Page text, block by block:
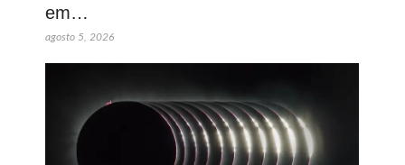
em…
agosto 5, 2026